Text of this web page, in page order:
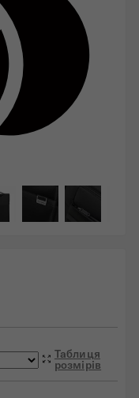
Таблиця
розмірів